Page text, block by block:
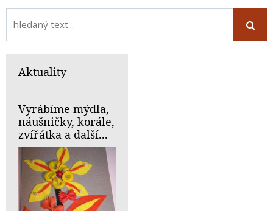
Aktuality
Vyrábíme mýdla,
náušničky, korále,
zvířátka a další...